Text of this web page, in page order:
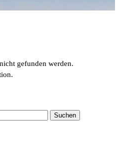
gefunden werden.